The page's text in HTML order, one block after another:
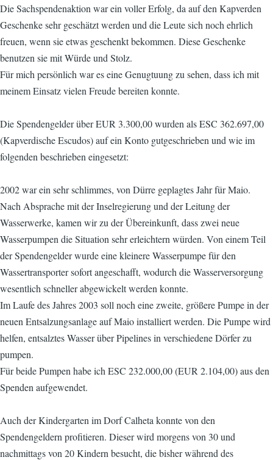
Die Sachspendenaktion war ein voller Erfolg, da auf den Kapverden
Geschenke sehr geschätzt werden und die Leute sich noch ehrlich
freuen, wenn sie etwas geschenkt bekommen. Diese Geschenke
benutzen sie mit Würde und Stolz.
Für mich persönlich war es eine Genugtuung zu sehen, dass ich mit
meinem Einsatz vielen Freude bereiten konnte.
Die Spendengelder über EUR 3.300,00 wurden als ESC 362.697,00
(Kapverdische Escudos) auf ein Konto gutgeschrieben und wie im
folgenden beschrieben eingesetzt:
2002 war ein sehr schlimmes, von Dürre geplagtes Jahr für Maio.
Nach Absprache mit der Inselregierung und der Leitung der
Wasserwerke, kamen wir zu der Übereinkunft, dass zwei neue
Wasserpumpen die Situation sehr erleichtern würden. Von einem Teil
der Spendengelder wurde eine kleinere Wasserpumpe für den
Wassertransporter sofort angeschafft, wodurch die Wasserversorgung
wesentlich schneller abgewickelt werden konnte.
Im Laufe des Jahres 2003 soll noch eine zweite, größere Pumpe in der
neuen Entsalzungsanlage auf Maio installiert werden. Die Pumpe wird
helfen, entsalztes Wasser über Pipelines in verschiedene Dörfer zu
pumpen.
Für beide Pumpen habe ich ESC 232.000,00 (EUR 2.104,00) aus den
Spenden aufgewendet.
Auch der Kindergarten im Dorf Calheta konnte von den
Spendengeldern profitieren. Dieser wird morgens von 30 und
nachmittags von 20 Kindern besucht, die bisher während des